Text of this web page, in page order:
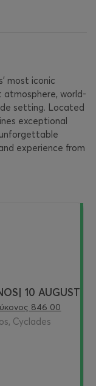
most iconic
atmosphere, world-
setting. Located
exceptional
experience from
10 AUGUST
846 00
Cyclades